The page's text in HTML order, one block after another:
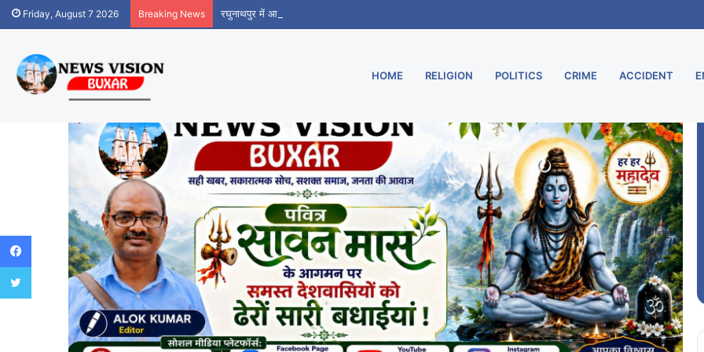
Friday, August 7 2026 Breaking News रघुनाथपुर में आधार सेवा केंद्र शुरू, मुरार उपडाकघर नए भवन में हुआ स्थानांतरित
HOME RELIGION POLITICS CRIME ACCIDENT
Facebook